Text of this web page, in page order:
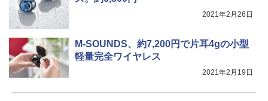
2021年2月26日
M-SOUNDS、約7,200円で片耳4gの小型
軽量完全ワイヤレス
2021年2月19日